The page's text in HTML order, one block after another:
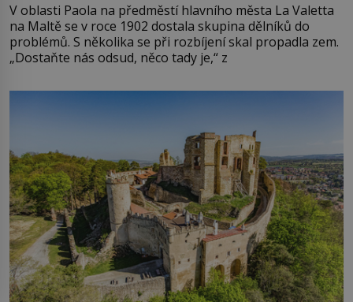
V oblasti Paola na předměstí hlavního města La Valetta
na Maltě se v roce 1902 dostala skupina dělníků do
problémů. S několika se při rozbíjení skal propadla zem.
„Dostaňte nás odsud, něco tady je,“ z